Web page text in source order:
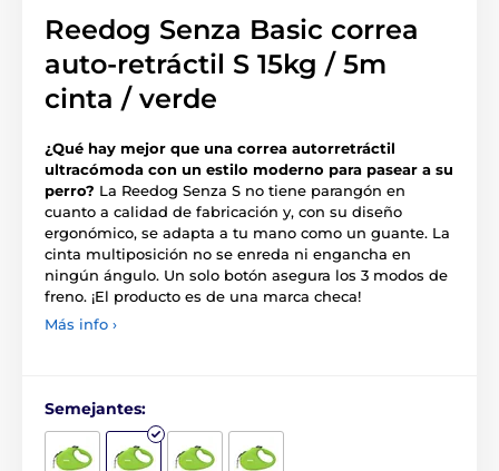
Reedog Senza Basic correa
auto-retráctil S 15kg / 5m
cinta / verde
¿Qué hay mejor que una correa autorretráctil
ultracómoda con un estilo moderno para pasear a su
perro? La Reedog Senza S no tiene parangón en
cuanto a calidad de fabricación y, con su diseño
ergonómico, se adapta a tu mano como un guante. La
cinta multiposición no se enreda ni engancha en
ningún ángulo. Un solo botón asegura los 3 modos de
freno. ¡El producto es de una marca checa!
Más info ›
Semejantes: